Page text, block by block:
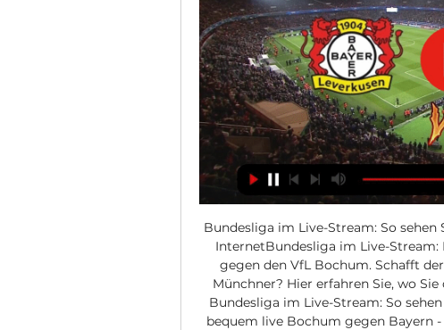
Bundesliga im Live-Stream: So
InternetBundesliga im Live-Stream:
gegen den VfL Bochum. Schafft
Münchner? Hier erfahren Sie, wo
Bundesliga im Live-Stream: So
bequem live Bochum gegen Bayern